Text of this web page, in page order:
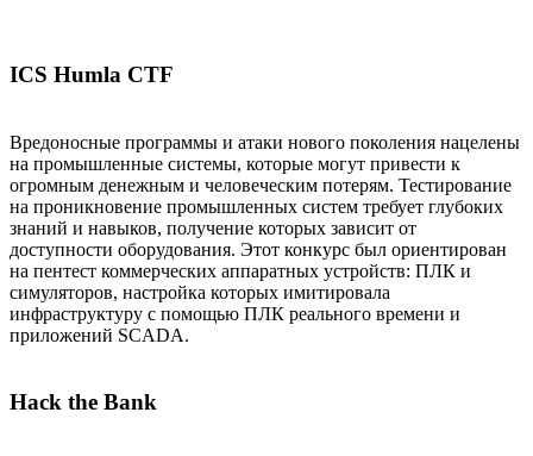
ICS Humla CTF
Вредоносные программы и атаки нового поколения нацелены
на промышленные системы, которые могут привести к
огромным денежным и человеческим потерям. Тестирование
на проникновение промышленных систем требует глубоких
знаний и навыков, получение которых зависит от
доступности оборудования. Этот конкурс был ориентирован
на пентест коммерческих аппаратных устройств: ПЛК и
симуляторов, настройка которых имитировала
инфраструктуру с помощью ПЛК реального времени и
приложений SCADA.
Hack the Bank